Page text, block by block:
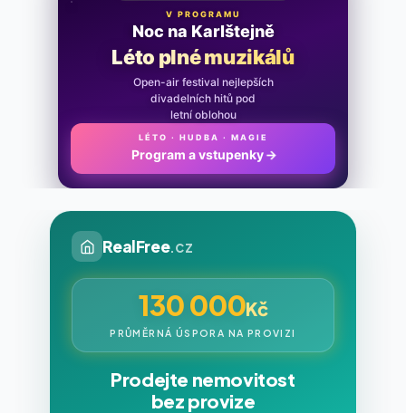
V PROGRAMU
Noc na Karlštejně
Léto plné muzikálů
Open-air festival nejlepších
divadelních hitů pod
letní oblohou
LÉTO · HUDBA · MAGIE
Program a vstupenky →
RealFree.cz
130 000Kč
PRŮMĚRNÁ ÚSPORA NA PROVIZI
Prodejte nemovitost
bez provize